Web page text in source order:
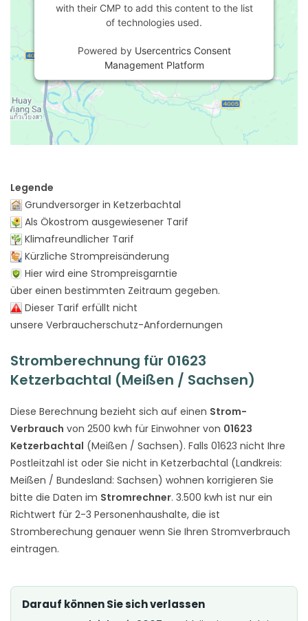
with their CMP to add this content to the list
of technologies used.
Powered by Usercentrics Consent
Management Platform
Legende
Grundversorger in Ketzerbachtal
Als Ökostrom ausgewiesener Tarif
Klimafreundlicher Tarif
Kürzliche Strompreisänderung
Hier wird eine Strompreisgarntie
über einen bestimmten Zeitraum gegeben.
Dieser Tarif erfüllt nicht
unsere Verbraucherschutz-Anfordernungen
Stromberechnung für 01623
Ketzerbachtal (Meißen / Sachsen)
Diese Berechnung bezieht sich auf einen Strom-
Verbrauch von 2500 kwh für Einwohner von 01623
Ketzerbachtal (Meißen / Sachsen). Falls 01623 nicht Ihre
Postleitzahl ist oder Sie nicht in Ketzerbachtal (Landkreis:
Meißen / Bundesland: Sachsen) wohnen korrigieren Sie
bitte die Daten im Stromrechner. 3.500 kwh ist nur ein
Richtwert für 2-3 Personenhaushalte, die ist
Stromberechung genauer wenn Sie Ihren Stromverbrauch
eintragen.
Darauf können Sie sich verlassen